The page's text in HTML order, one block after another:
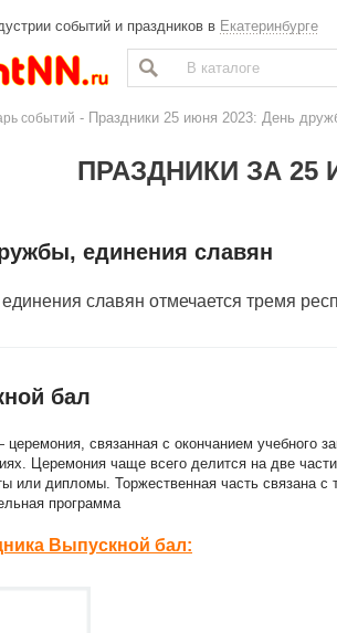
событий и праздников в Екатеринбурге
событий - Праздники 25 июня 2023: День
ПРАЗДНИКИ ЗА 25
единения славян
славян отмечается тремя
бал
связанная с окончанием учебного
Церемония чаще всего делится на две
или дипломы. Торжественная часть связана
программа
Выпускной бал: